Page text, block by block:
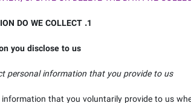
1. WHAT INFORMATION DO WE COLLECT?
you disclose to us
personal information that you provide to us.
information that you voluntarily provide to us